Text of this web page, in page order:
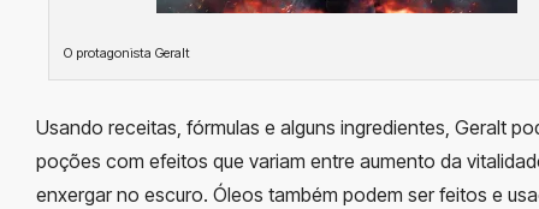
O protagonista Geralt
Usando receitas, fórmulas e alguns ingredientes, Geralt
poções com efeitos que variam entre aumento da
enxergar no escuro. Óleos também podem ser feitos e